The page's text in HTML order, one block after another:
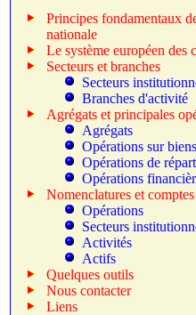
Principes fondamentaux
nationale
Le système européen des
Secteurs et branches
Secteurs
Branches d'activité
Agrégats et principales
Agrégats
Opérations sur
Opérations de
Opérations
Nomenclatures et comptes
Opérations
Secteurs
Activités
Actifs
Quelques outils
Nous contacter
Liens